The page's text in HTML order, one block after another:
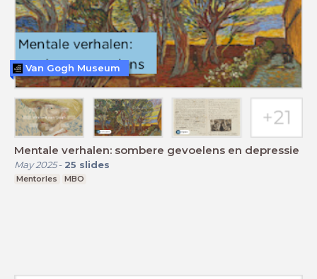
Mentale verhalen: sombere gevoelens en depressie
May 2025- 25 slides
Mentorles MBO
Van Gogh Museum